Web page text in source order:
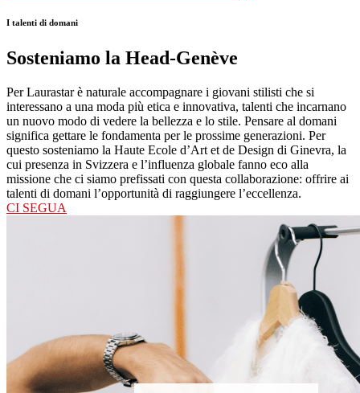
I talenti di domani
Sosteniamo la Head-Genève
Per Laurastar è naturale accompagnare i giovani stilisti che si
interessano a una moda più etica e innovativa, talenti che incarnano
un nuovo modo di vedere la bellezza e lo stile. Pensare al domani
significa gettare le fondamenta per le prossime generazioni. Per
questo sosteniamo la Haute Ecole d’Art et de Design di Ginevra, la
cui presenza in Svizzera e l’influenza globale fanno eco alla
missione che ci siamo prefissati con questa collaborazione: offrire ai
talenti di domani l’opportunità di raggiungere l’eccellenza.
CI SEGUA